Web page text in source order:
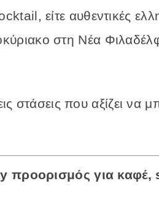
είτε αυθεντικές
στη Νέα
στάσειςπου αξίζεινα
για καφέ,